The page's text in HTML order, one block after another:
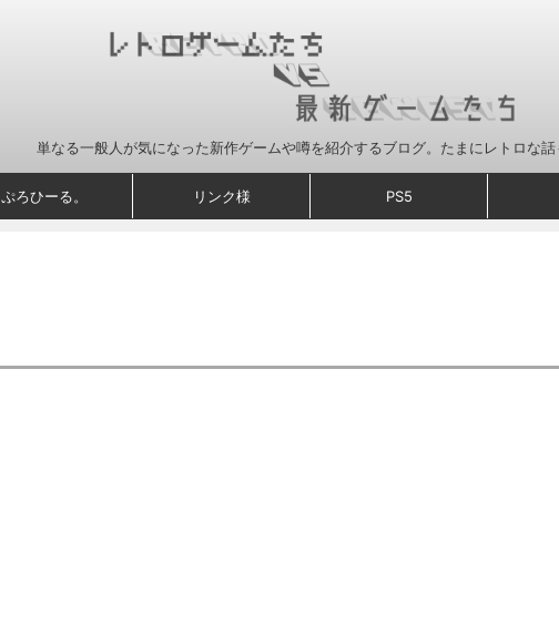
単なる一般人が気になった新作ゲームや噂を紹介するブログ。たまにレトロな話
ぷろひーる。 リンク様 PS5